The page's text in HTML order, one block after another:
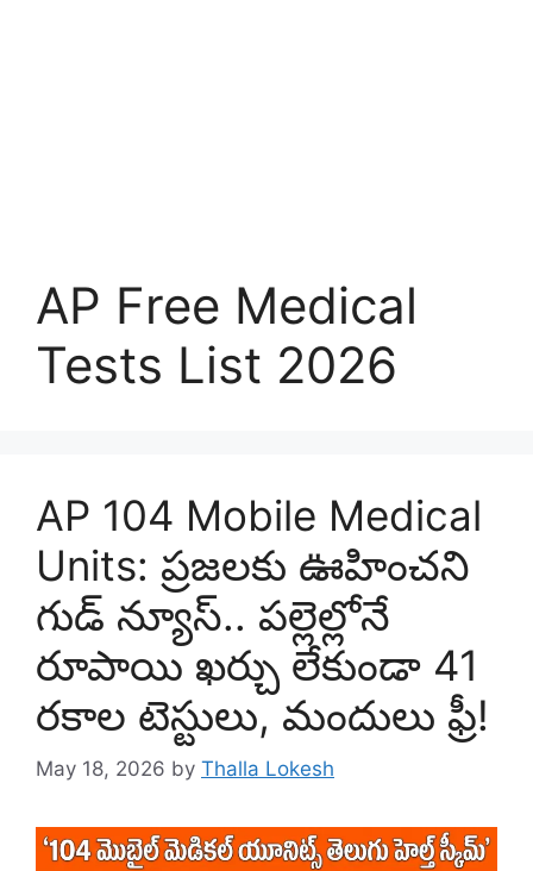
AP Free Medical
Tests List 2026
AP 104 Mobile Medical
Units: ప్రజలకు ఊహించని
గుడ్ న్యూస్.. పల్లెల్లోనే
రూపాయి ఖర్చు లేకుండా 41
రకాల టెస్టులు, మందులు ఫ్రీ!
May 18, 2026 by Thalla Lokesh